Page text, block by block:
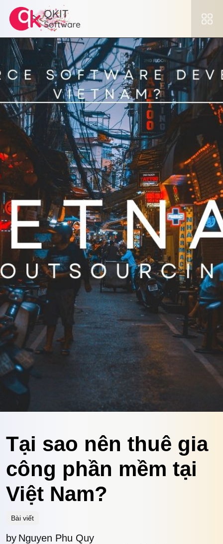
Tại sao nên thuê gia
công phần mềm tại
Việt Nam?
Bài viết
by Nguyen Phu Quy